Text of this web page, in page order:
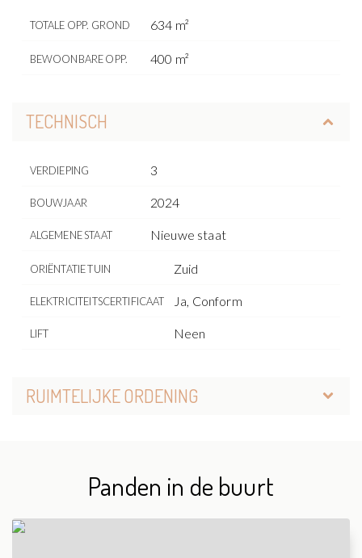
TOTALE OPP. GROND 634 m²
BEWOONBARE OPP. 400 m²
TECHNISCH
VERDIEPING 3
BOUWJAAR 2024
ALGEMENE STAAT Nieuwe staat
ORIËNTATIE TUIN Zuid
ELEKTRICITEITSCERTIFICAAT Ja, Conform
LIFT Neen
RUIMTELIJKE ORDENING
Panden in de buurt